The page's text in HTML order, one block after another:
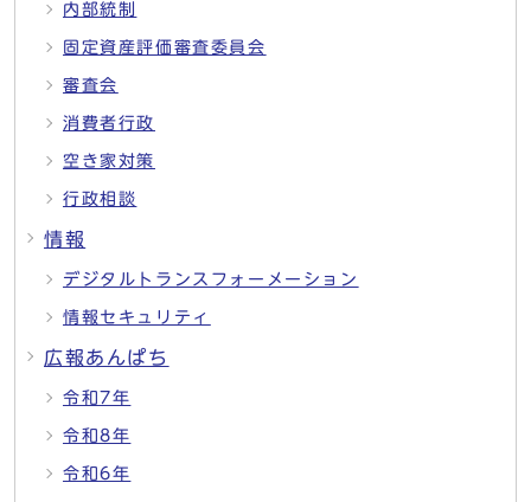
内部統制
固定資産評価審査委員会
審査会
消費者行政
空き家対策
行政相談
情報
デジタルトランスフォーメーション
情報セキュリティ
広報あんぱち
令和7年
令和8年
令和6年